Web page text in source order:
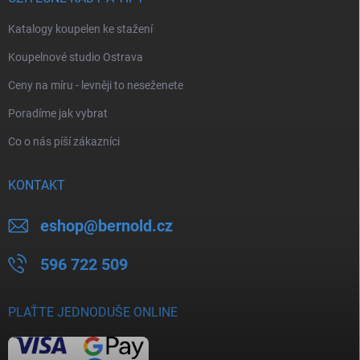
Katalogy koupelen ke stažení
Koupelnové studio Ostrava
Ceny na míru - levněji to neseženete
Poradíme jak vybrat
Co o nás píší zákazníci
KONTAKT
eshop@bernold.cz
596 722 509
PLAŤTE JEDNODUŠE ONLINE